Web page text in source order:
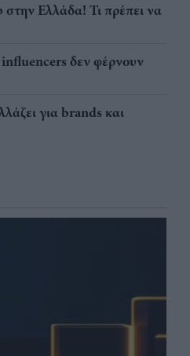
Ελλάδα! Τι πρέπει να
influencers δεν φέρνουν
για brands και